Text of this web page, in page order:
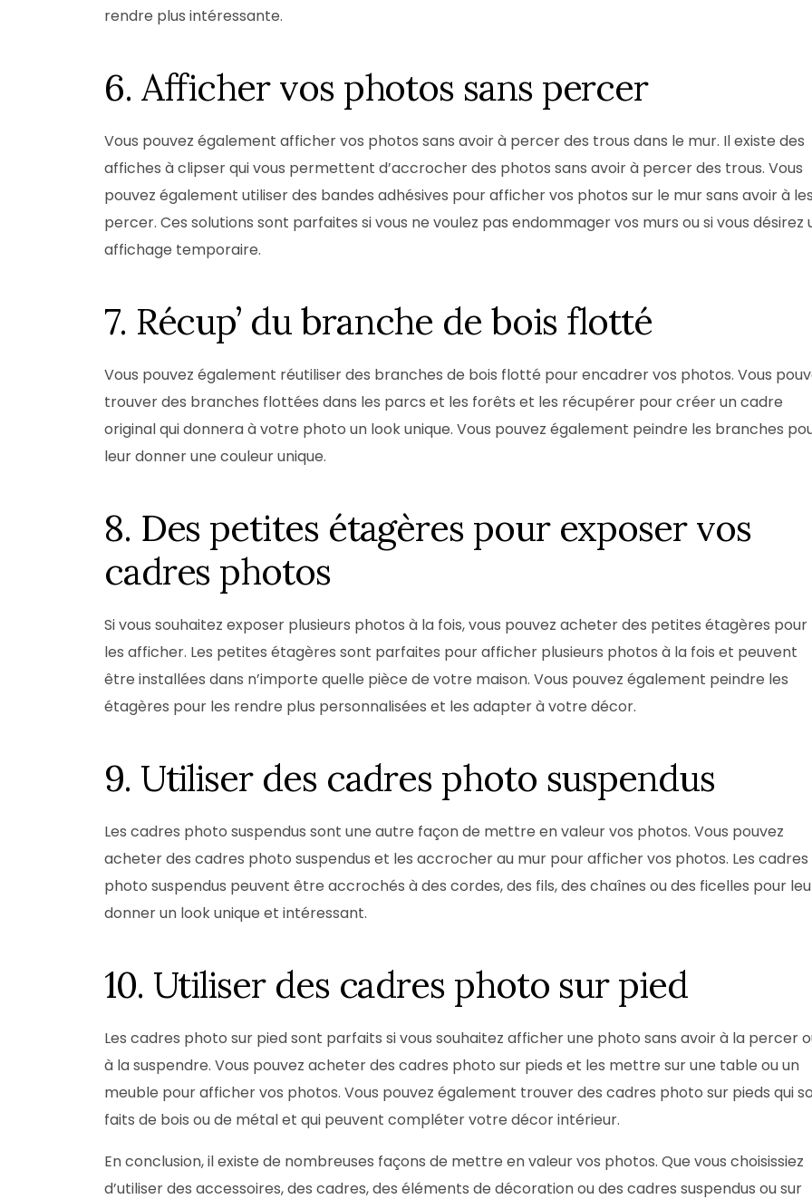
rendre plus intéressante.
6. Afficher vos photos sans percer
Vous pouvez également afficher vos photos sans avoir à percer des trous dans le mur. Il existe des
affiches à clipser qui vous permettent d’accrocher des photos sans avoir à percer des trous. Vous
pouvez également utiliser des bandes adhésives pour afficher vos photos sur le mur sans avoir à les
percer. Ces solutions sont parfaites si vous ne voulez pas endommager vos murs ou si vous désirez
affichage temporaire.
7. Récup’ du branche de bois flotté
Vous pouvez également réutiliser des branches de bois flotté pour encadrer vos photos. Vous
trouver des branches flottées dans les parcs et les forêts et les récupérer pour créer un cadre
original qui donnera à votre photo un look unique. Vous pouvez également peindre les branches
leur donner une couleur unique.
8. Des petites étagères pour exposer vos
cadres photos
Si vous souhaitez exposer plusieurs photos à la fois, vous pouvez acheter des petites étagères pour
les afficher. Les petites étagères sont parfaites pour afficher plusieurs photos à la fois et peuvent
être installées dans n’importe quelle pièce de votre maison. Vous pouvez également peindre les
étagères pour les rendre plus personnalisées et les adapter à votre décor.
9. Utiliser des cadres photo suspendus
Les cadres photo suspendus sont une autre façon de mettre en valeur vos photos. Vous pouvez
acheter des cadres photo suspendus et les accrocher au mur pour afficher vos photos. Les cadres
photo suspendus peuvent être accrochés à des cordes, des fils, des chaînes ou des ficelles pour
donner un look unique et intéressant.
10. Utiliser des cadres photo sur pied
Les cadres photo sur pied sont parfaits si vous souhaitez afficher une photo sans avoir à la percer
à la suspendre. Vous pouvez acheter des cadres photo sur pieds et les mettre sur une table ou un
meuble pour afficher vos photos. Vous pouvez également trouver des cadres photo sur pieds qui
faits de bois ou de métal et qui peuvent compléter votre décor intérieur.
En conclusion, il existe de nombreuses façons de mettre en valeur vos photos. Que vous choisissiez
d’utiliser des accessoires, des cadres, des éléments de décoration ou des cadres suspendus ou sur